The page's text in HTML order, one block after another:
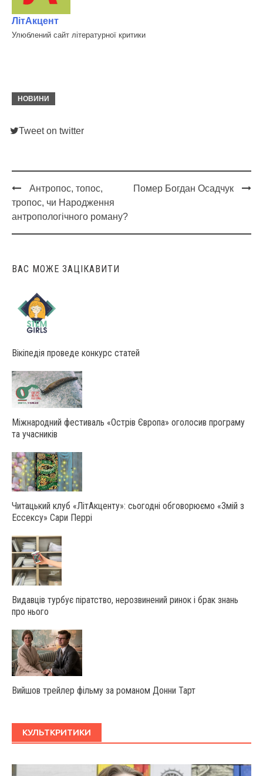
ЛітАкцент
Улюблений сайт літературної критики
НОВИНИ
Tweet on twitter
Post
navigation
Антропос, топос,
тропос, чи Народження
антропологічного роману?
Помер Богдан Осадчук
ВАС МОЖЕ ЗАЦІКАВИТИ
Вікіпедія проведе конкурс статей
Міжнародний фестиваль «Острів Європа» оголосив програму
та учасників
Читацький клуб «ЛітАкценту»: сьогодні обговорюємо «Змій з
Ессексу» Сари Перрі
Видавців турбує піратство, нерозвинений ринок і брак знань
про нього
Вийшов трейлер фільму за романом Донни Тарт
КУЛЬТКРИТИКИ